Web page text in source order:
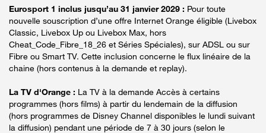
Eurosport 1 inclus jusqu’au 31 janvier 2029 : Pour toute
nouvelle souscription d’une offre Internet Orange éligible (Livebox
Classic, Livebox Up ou Livebox Max, hors
Cheat_Code_Fibre_18_26 et Séries Spéciales), sur ADSL ou sur
Fibre ou Smart TV. Cette inclusion concerne le flux linéaire de la
chaine (hors contenus à la demande et replay).
La TV d'Orange : La TV à la demande Accès à certains
programmes (hors films) à partir du lendemain de la diffusion
(hors programmes de Disney Channel disponibles le lundi suivant
la diffusion) pendant une période de 7 à 30 jours (selon le